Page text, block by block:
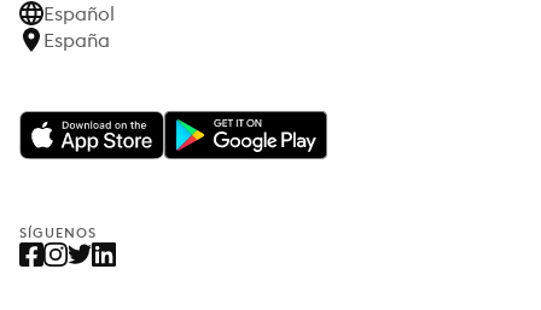
Español
España
SÍGUENOS